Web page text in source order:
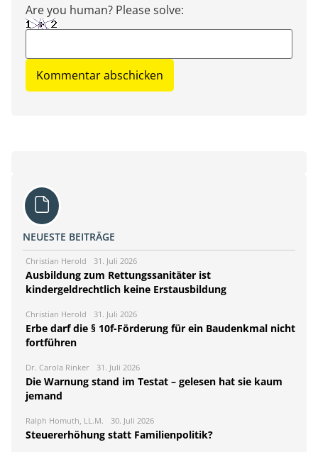
Are you human? Please solve:
NEUESTE BEITRÄGE
Christian Herold 31. Juli 2026
Ausbildung zum Rettungssanitäter ist
kindergeldrechtlich keine Erstausbildung
Christian Herold 31. Juli 2026
Erbe darf die § 10f-Förderung für ein Baudenkmal nicht
fortführen
Dr. Carola Rinker 31. Juli 2026
Die Warnung stand im Testat – gelesen hat sie kaum
jemand
Ralph Homuth, LL.M. 30. Juli 2026
Steuererhöhung statt Familienpolitik?